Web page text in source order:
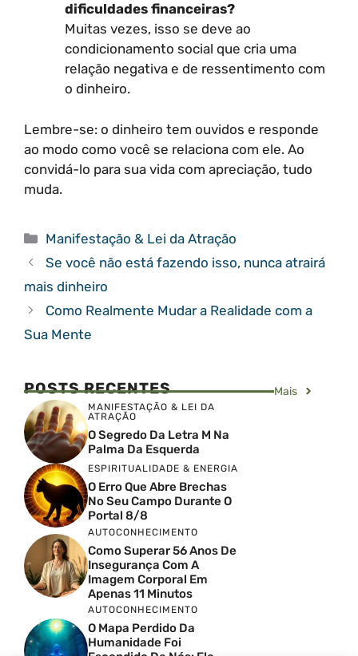
dificuldades financeiras?
Muitas vezes, isso se deve ao
condicionamento social que cria uma
relação negativa e de ressentimento com
o dinheiro.
Lembre-se: o dinheiro tem ouvidos e responde
ao modo como você se relaciona com ele. Ao
convidá-lo para sua vida com apreciação, tudo
muda.
Categorias
Manifestação & Lei da Atração
Se você não está fazendo isso, nunca atrairá
mais dinheiro
Como Realmente Mudar a Realidade com a
Sua Mente
POSTS RECENTES Mais
MANIFESTAÇÃO & LEI DA
ATRAÇÃO
O Segredo Da Letra M Na
Palma Da Esquerda
ESPIRITUALIDADE & ENERGIA
O Erro Que Abre Brechas
No Seu Campo Durante O
Portal 8/8
AUTOCONHECIMENTO
Como Superar 56 Anos De
Insegurança Com A
Imagem Corporal Em
Apenas 11 Minutos
AUTOCONHECIMENTO
O Mapa Perdido Da
Humanidade Foi